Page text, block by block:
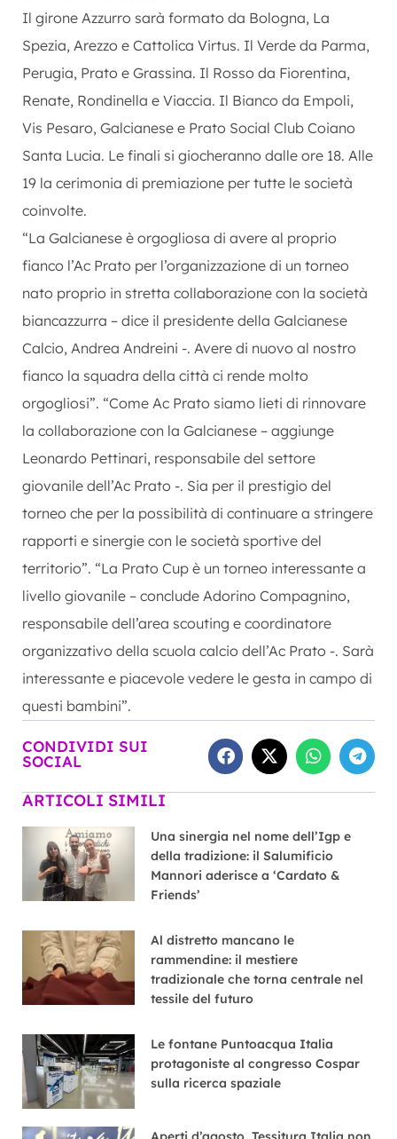
Il girone Azzurro sarà formato da Bologna, La
Spezia, Arezzo e Cattolica Virtus. Il Verde da Parma,
Perugia, Prato e Grassina. Il Rosso da Fiorentina,
Renate, Rondinella e Viaccia. Il Bianco da Empoli,
Vis Pesaro, Galcianese e Prato Social Club Coiano
Santa Lucia. Le finali si giocheranno dalle ore 18. Alle
19 la cerimonia di premiazione per tutte le società
coinvolte.
“La Galcianese è orgogliosa di avere al proprio
fianco l’Ac Prato per l’organizzazione di un torneo
nato proprio in stretta collaborazione con la società
biancazzurra – dice il presidente della Galcianese
Calcio, Andrea Andreini -. Avere di nuovo al nostro
fianco la squadra della città ci rende molto
orgogliosi”. “Come Ac Prato siamo lieti di rinnovare
la collaborazione con la Galcianese – aggiunge
Leonardo Pettinari, responsabile del settore
giovanile dell’Ac Prato -. Sia per il prestigio del
torneo che per la possibilità di continuare a stringere
rapporti e sinergie con le società sportive del
territorio”. “La Prato Cup è un torneo interessante a
livello giovanile – conclude Adorino Compagnino,
responsabile dell’area scouting e coordinatore
organizzativo della scuola calcio dell’Ac Prato -. Sarà
interessante e piacevole vedere le gesta in campo di
questi bambini”.
CONDIVIDI SUI
SOCIAL
ARTICOLI SIMILI
Una sinergia nel nome dell’Igp e
della tradizione: il Salumificio
Mannori aderisce a ‘Cardato &
Friends’
Al distretto mancano le
rammendine: il mestiere
tradizionale che torna centrale nel
tessile del futuro
Le fontane Puntoacqua Italia
protagoniste al congresso Cospar
sulla ricerca spaziale